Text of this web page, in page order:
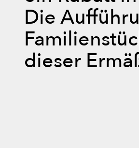
Die
dieser